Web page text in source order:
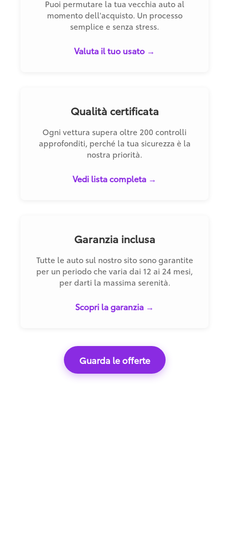
Puoi permutare la tua vecchia auto al
momento dell'acquisto. Un processo
semplice e senza stress.
Valuta il tuo usato →
Qualità certificata
Ogni vettura supera oltre 200 controlli
approfonditi, perché la tua sicurezza è la
nostra priorità.
Vedi lista completa →
Garanzia inclusa
Tutte le auto sul nostro sito sono garantite
per un periodo che varia dai 12 ai 24 mesi,
per darti la massima serenità.
Scopri la garanzia →
Guarda le offerte